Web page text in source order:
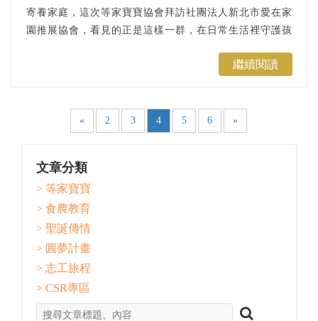
寄養家庭，這次等家寶寶協會拜訪社團法人新北市愛在家
園推展協會，看見的正是這樣一群，在日常生活裡守護孩
而是一種實踐，用對家人的方式對待服務對象，陪伴他們
繼續閱讀
« 2 3 4 5 6 »
文章分類
> 等家寶寶
> 食農教育
> 聖誕傳情
> 圓夢計畫
> 志工旅程
> CSR專區